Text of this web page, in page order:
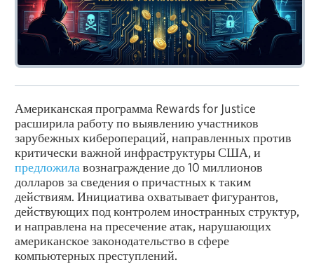
Американская программа Rewards for Justice
расширила работу по выявлению участников
зарубежных киберопераций, направленных против
критически важной инфраструктуры США, и
предложила вознаграждение до 10 миллионов
долларов за сведения о причастных к таким
действиям. Инициатива охватывает фигурантов,
действующих под контролем иностранных структур,
и направлена на пресечение атак, нарушающих
американское законодательство в сфере
компьютерных преступлений.